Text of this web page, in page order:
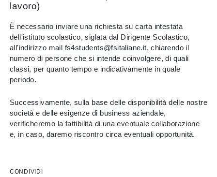
lavoro)
È necessario inviare una richiesta su carta intestata
dell'istituto scolastico, siglata dal Dirigente Scolastico,
all'indirizzo mail fs4students@fsitaliane.it, chiarendo il
numero di persone che si intende coinvolgere, di quali
classi, per quanto tempo e indicativamente in quale
periodo.
Successivamente, sulla base delle disponibilità delle nostre
società e delle esigenze di business aziendale,
verificheremo la fattibilità di una eventuale collaborazione
e, in caso, daremo riscontro circa eventuali opportunità.
CONDIVIDI